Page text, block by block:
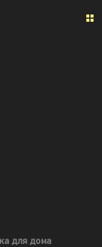
для дома